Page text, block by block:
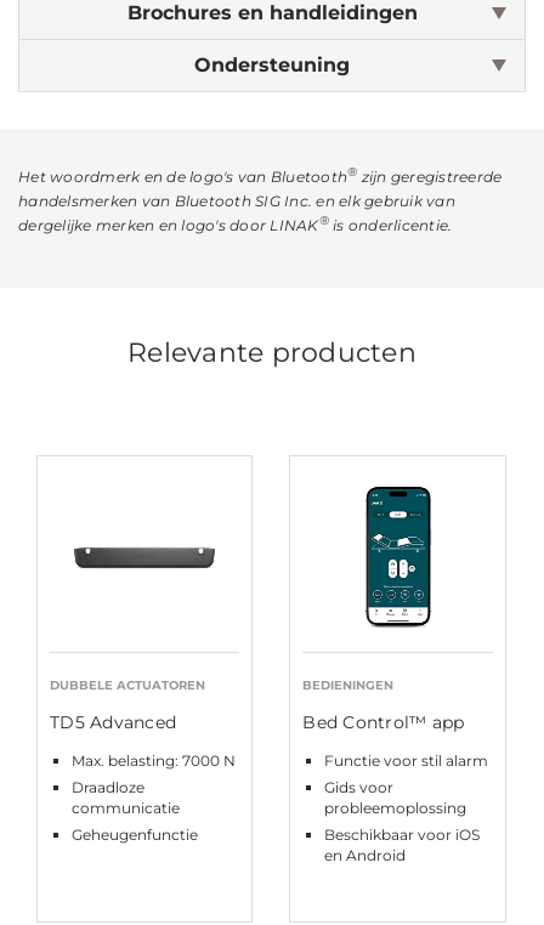
Brochures en handleidingen
Ondersteuning
Het woordmerk en de logo's van Bluetooth® zijn geregistreerde
handelsmerken van Bluetooth SIG Inc. en elk gebruik van
dergelijke merken en logo's door LINAK®is onderlicentie.
Relevante producten
DUBBELE ACTUATOREN
TD5 Advanced
Max. belasting: 7000 N
Draadloze
communicatie
Geheugenfunctie
BEDIENINGEN
Bed Control™ app
Functie voor stil alarm
Gids voor
probleemoplossing
Beschikbaar voor iOS
en Android